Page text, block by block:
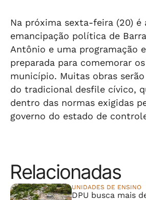
Na próxima sexta-feira (20) é
emancipação política de
Antônio e uma programação
preparada para comemorar
município. Muitas obras
do tradicional desfile cívico,
dentro das normas exigidas
governo do estado de
Relacionadas
UNIDADES DE ENSINO
DPU busca mais